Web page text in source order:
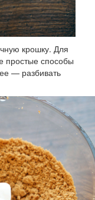
крошку. Для
простые способы
— разбивать